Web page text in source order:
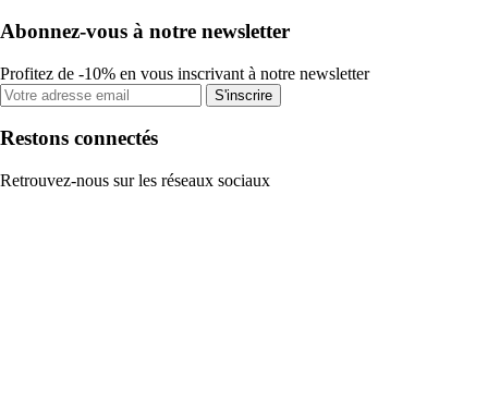
Abonnez-vous à notre newsletter
Profitez de -10% en vous inscrivant à notre newsletter
S'inscrire
Restons connectés
Retrouvez-nous sur les réseaux sociaux